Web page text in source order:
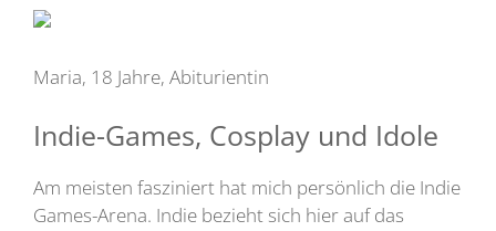
Maria, 18 Jahre, Abiturientin
Indie-Games, Cosplay und Idole
Am meisten fasziniert hat mich persönlich die Indie
Games-Arena. Indie bezieht sich hier auf das